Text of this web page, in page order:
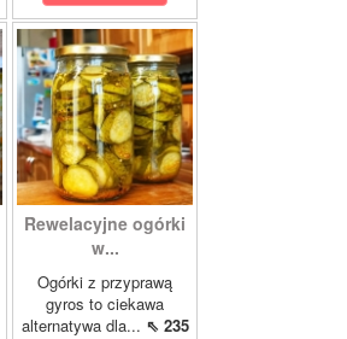
Rewelacyjne ogórki
w...
Ogórki z przyprawą
gyros to ciekawa
alternatywa dla... ⇖ 235